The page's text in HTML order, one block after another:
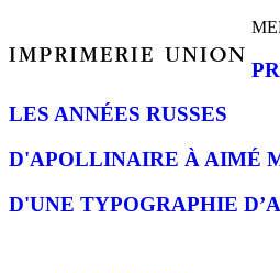
LES ANNÉES RUSSES
D'APOLLINAIRE À AIMÉ
D'UNE TYPOGRAPHIE